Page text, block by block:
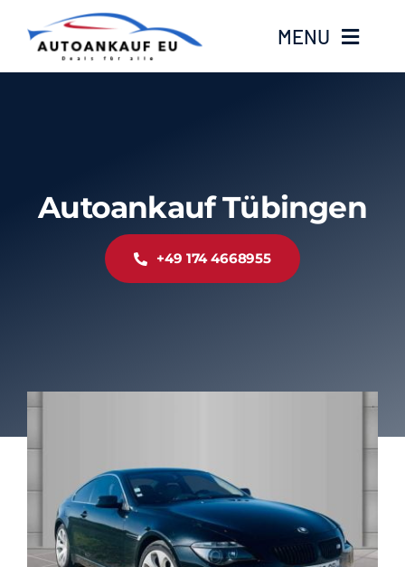
Inhalt
springen
MENU
Kontakt
Autoankauf Tübingen
+49 174 4668955